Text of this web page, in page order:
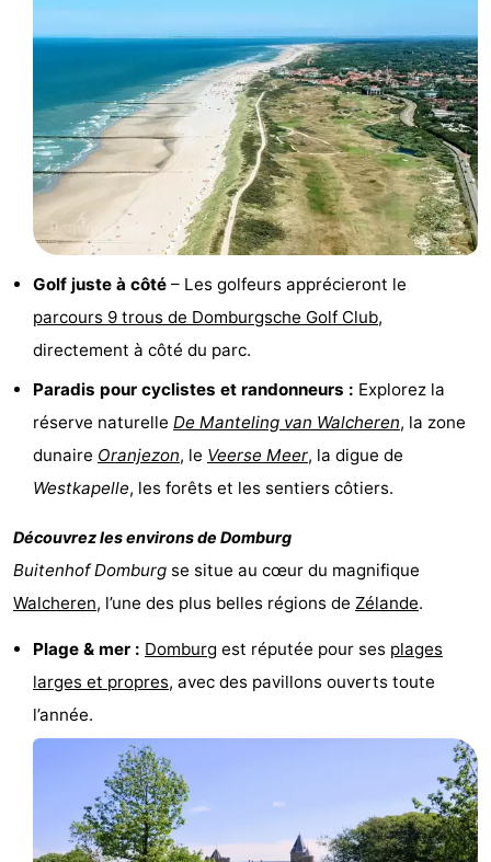
Kop
van
Schouwen
Veere
Nature
Nature
Mantelingen
Westkapelle
Zoutelande
Nature
bos
Vlissingen
-
Middelburg
Zeeuws-
Vlaanderen
-
Nieuwvliet
Cadzand
Nature
Météo
Golf juste à côté – Les golfeurs apprécieront le
parcours 9 trous de Domburgsche Golf Club,
directement à côté du parc.
Paradis pour cyclistes et randonneurs : Explorez la
réserve naturelle De Manteling van Walcheren, la zone
dunaire Oranjezon, le Veerse Meer, la digue de
Westkapelle, les forêts et les sentiers côtiers.
Découvrez les environs de Domburg
Buitenhof Domburg se situe au cœur du magnifique
Walcheren, l’une des plus belles régions de Zélande.
Plage & mer : Domburg est réputée pour ses plages
larges et propres, avec des pavillons ouverts toute
l’année.